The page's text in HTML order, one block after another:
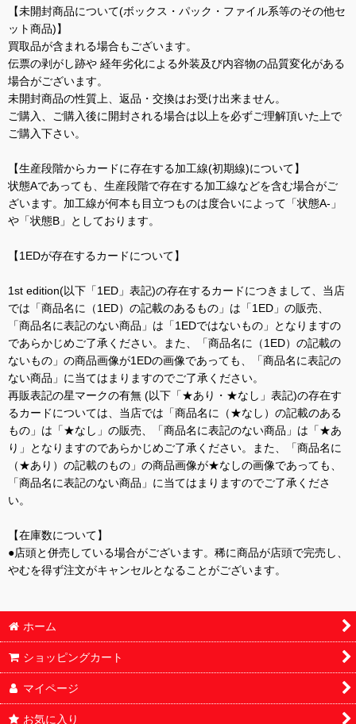
【未開封商品について(ボックス・パック・ファイル系等のその他セ
ット商品)】
買取品が含まれる場合もございます。
伝票の剥がし跡や 経年劣化による外装及び内容物の品質変化がある
場合がございます。
未開封商品の性質上、返品・交換はお受け出来ません。
ご購入、ご購入後に開封される場合は以上を必ずご理解頂いた上で
ご購入下さい。
【生産段階からカードに存在する加工線(初期線)について】
状態Aであっても、生産段階で存在する加工線などを含む場合がご
ざいます。加工線が何本も目立つものは度合いによって「状態A-」
や「状態B」としております。
【1EDが存在するカードについて】
1st edition(以下「1ED」表記)の存在するカードにつきまして、当店
では「商品名に（1ED）の記載のあるもの」は「1ED」の販売、
「商品名に表記のない商品」は「1EDではないもの」となりますの
であらかじめご了承ください。また、「商品名に（1ED）の記載の
ないもの」の商品画像が1EDの画像であっても、「商品名に表記の
ない商品」に当てはまりますのでご了承ください。
再販表記の星マークの有無 (以下「★あり・★なし」表記)の存在す
るカードについては、当店では「商品名に（★なし）の記載のある
もの」は「★なし」の販売、「商品名に表記のない商品」は「★あ
り」となりますのであらかじめご了承ください。また、「商品名に
（★あり）の記載のもの」の商品画像が★なしの画像であっても、
「商品名に表記のない商品」に当てはまりますのでご了承くださ
い。
【在庫数について】
●店頭と併売している場合がございます。稀に商品が店頭で完売し、
やむを得ず注文がキャンセルとなることがございます。
ホーム
ショッピングカート
マイページ
お気に入り